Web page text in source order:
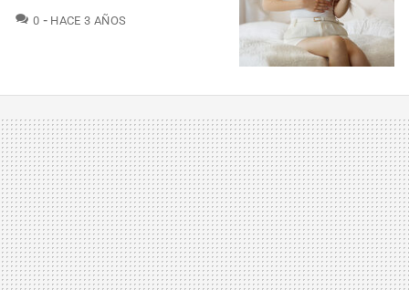
0 COMENTARIOS
HACE 3 AÑOS